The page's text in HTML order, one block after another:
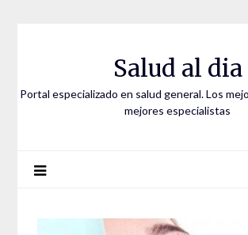
Salud al dia
Portal especializado en salud general. Los
mejores especialistas